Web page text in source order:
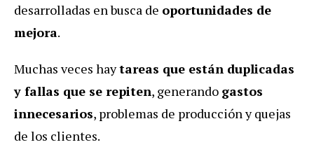
desarrolladas en busca de oportunidades de
mejora.
Muchas veces haytareas que están duplicadas
y fallas que se repiten, generando gastos
innecesarios, problemas de producción y quejas
de los clientes.